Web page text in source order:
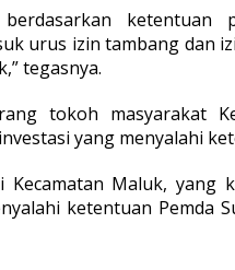
ketentuan
urus izin tambang dan
tegasnya.
tokoh masyarakat
yang menyalahi
Kecamatan Maluk, yang
ketentuan Pemda